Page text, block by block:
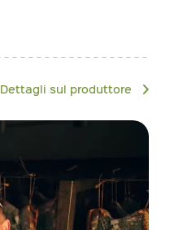
Dettagli sul produttore